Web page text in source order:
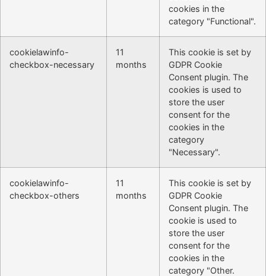
cookies in the
category "Functional".
cookielawinfo-
checkbox-necessary
11
months
This cookie is set by
GDPR Cookie
Consent plugin. The
cookies is used to
store the user
consent for the
cookies in the
category
"Necessary".
cookielawinfo-
checkbox-others
11
months
This cookie is set by
GDPR Cookie
Consent plugin. The
cookie is used to
store the user
consent for the
cookies in the
category "Other.